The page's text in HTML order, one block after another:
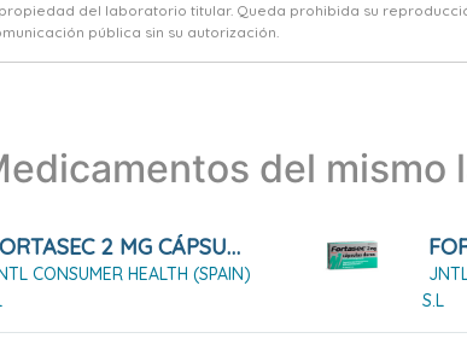
del laboratorio titular. Queda prohibida su
pública sin su autorización.
del mismo
FORTASEC 2 MG CÁPSULAS DURAS, 10 CÁPSULAS
CONSUMER HEALTH (SPAIN)
S.L